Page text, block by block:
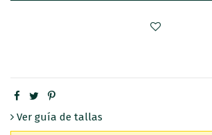
Ver guía de tallas